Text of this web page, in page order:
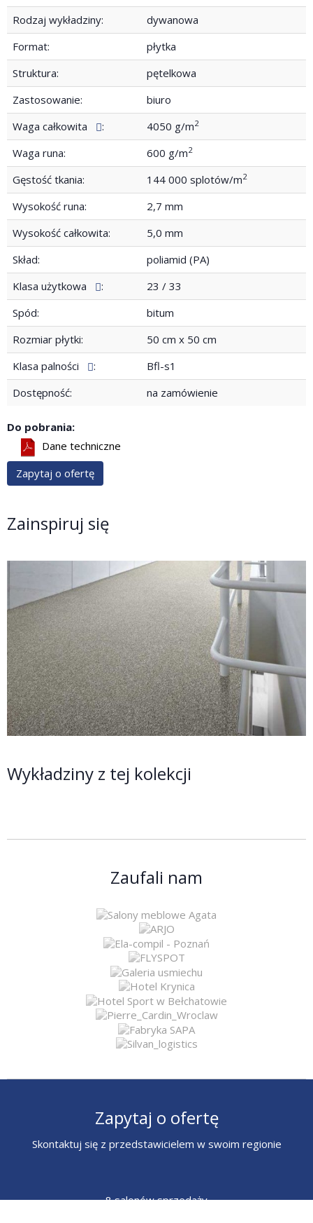
Rodzaj wykładziny:
dywanowa
Format:
płytka
Struktura:
pętelkowa
Zastosowanie:
biuro
Waga całkowita
: 4050 g/m2
Waga runa: 600 g/m2
Gęstość tkania: 144 000 splotów/m2
Wysokość runa:
2,7 mm
Wysokość całkowita:
5,0 mm
Skład:
poliamid (PA)
Klasa użytkowa
:
23 / 33
Spód:
bitum
Rozmiar płytki:
50 cm x 50 cm
Klasa palności
:
Bfl-s1
Dostępność:
na zamówienie
Do pobrania:
Dane techniczne
Zapytaj o ofertę
Zainspiruj się
Wykładziny z tej kolekcji
Zaufali nam
Zapytaj o ofertę
Skontaktuj się z przedstawicielem w swoim regionie
8 salonów sprzedaży